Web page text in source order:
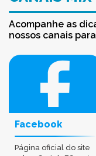
Acompanhe as
nossos canais
Facebook
Página oficial do site